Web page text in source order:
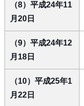
（8）平成24年11
月20日
（9）平成24年12
月18日
（10）平成25年1
月22日